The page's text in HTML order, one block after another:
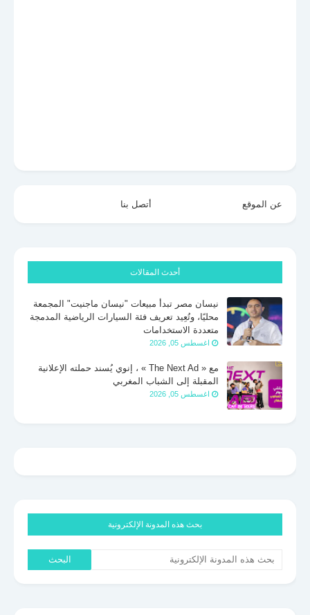
عن الموقع أتصل بنا
أحدث المقالات
نيسان مصر تبدأ مبيعات "نيسان ماجنيت" المجمعة
محليًا، وتُعِيد تعريف فئة السيارات الرياضية المدمجة
متعددة الاستخدامات
اغسطس 05, 2026
مع « The Next Ad » ، إنوي يُسند حملته الإعلانية
المقبلة إلى الشباب المغربي
اغسطس 05, 2026
بحث هذه المدونة الإلكترونية